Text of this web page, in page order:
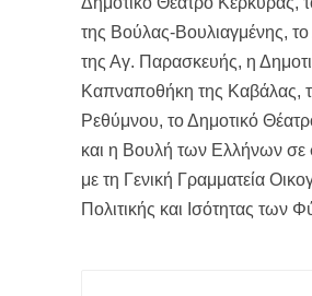
της Βούλας-Βουλιαγμένης,
της Αγ. Παρασκευής, η
Καπναποθήκη της Καβάλας,
Ρεθύμνου, το Δημοτικό
και η Βουλή των Ελλήνων σε
με τη Γενική Γραμματεία
Πολιτικής και Ισότητας των